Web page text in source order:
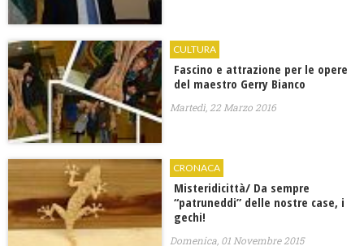
CULTURA
Fascino e attrazione per le opere
del maestro Gerry Bianco
Martedì, 22 Marzo 2016
CRONACA
Misteridicittà/ Da sempre
“patruneddi” delle nostre case, i
gechi!
Domenica, 01 Novembre 2015